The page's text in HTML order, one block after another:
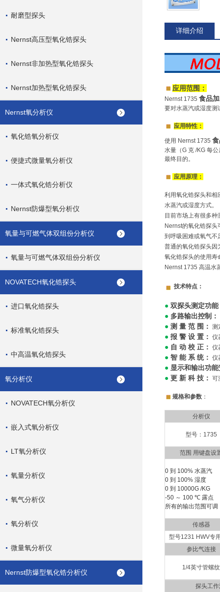
耐磨型探头
Nernst高压型氧化锆探头
Nernst非加热型氧化锆探头
Nernst加热型氧化锆探头
Nernst氧分析仪
氧化锆氧分析仪
便捷式微量氧分析仪
一体式氧化锆分析仪
Nernst防爆型氧分析仪
氧量与可燃气体双组份分析仪
氧量与可燃气体双组份分析仪
NOVATECH氧化锆探头
进口氧化锆探头
标准氧化锆探头
中高温氧化锆探头
氧分析仪
NOVATECH氧分析仪
嵌入式氧分析仪
LT氧分析仪
氧量分析仪
氧气分析仪
氧分析仪
微量氧分析仪
Nernst防爆型氧化锆分析仪
详细介绍
应用范围：
Nernst 1735 食品
要对水蒸汽或湿度测
应用特性：
使用 Nernst 1735
水量（G 克 /KG 每
最终目的。
应用原理：
利用氧化锆探头和
水蒸汽或湿度方式。
目前市场上有很多
Nernst的氧化锆探
到呼吸困难或氧气不
普通的氧化锆探头因
氧化锆探头的使用寿
Nernst 1735 高温水
技术特点：
● 双探头测定功能
● 多路输出控制：
● 测 量 范 围： 测
● 报 警 设 置： 仪
● 自 动 校 正： 仪
● 智 能 系 统： 仪
● 显示和输出功
● 更 新 科 技： 可
规格和参数 ：
分析仪
型号：1735
范围 用键盘设
0 到 100% 水蒸汽
0 到 100% 湿度
0 到 10000G /KG
-50 ～ 100 ℃ 露点
所有的输出范围可调
传感器
型号1231 HWV专
参比气连接
1/4英寸管螺纹
探头工